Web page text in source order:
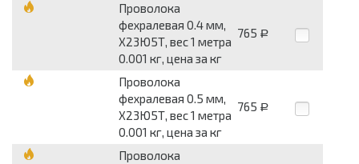
Проволока
фехралевая 0.4 мм,
Х23Ю5Т, вес 1 метра
0.001 кг, цена за кг
765 Р
Проволока
фехралевая 0.5 мм,
Х23Ю5Т, вес 1 метра
0.001 кг, цена за кг
765 Р
Проволока